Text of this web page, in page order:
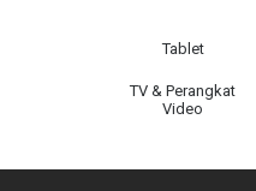
Tablet
TV & Perangkat
Video